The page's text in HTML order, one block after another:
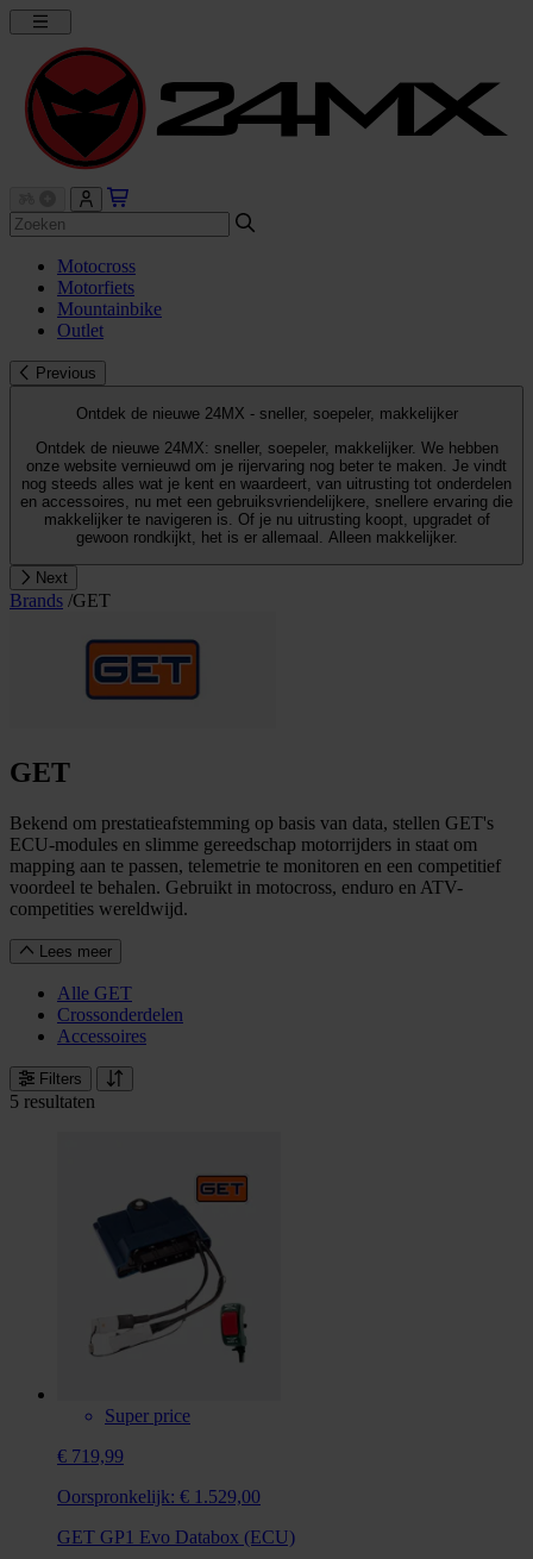
Motocross
Motorfiets
Mountainbike
Outlet
Previous
Ontdek de nieuwe 24MX - sneller, soepeler, makkelijker
Ontdek de nieuwe 24MX: sneller, soepeler, makkelijker. We hebben
onze website vernieuwd om je rijervaring nog beter te maken. Je vindt
nog steeds alles wat je kent en waardeert, van uitrusting tot onderdelen
en accessoires, nu met een gebruiksvriendelijkere, snellere ervaring die
makkelijker te navigeren is. Of je nu uitrusting koopt, upgradet of
gewoon rondkijkt, het is er allemaal. Alleen makkelijker.
Next
Brands /GET
GET
Bekend om prestatieafstemming op basis van data, stellen GET's
ECU-modules en slimme gereedschap motorrijders in staat om
mapping aan te passen, telemetrie te monitoren en een competitief
voordeel te behalen. Gebruikt in motocross, enduro en ATV-
competities wereldwijd.
Lees meer
Alle GET
Crossonderdelen
Accessoires
Filters
5 resultaten
Super price
€ 719,99
Oorspronkelijk: € 1.529,00
GET GP1 Evo Databox (ECU)